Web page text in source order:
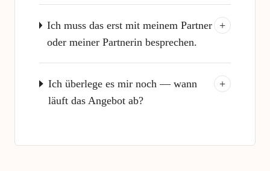
Ich muss das erst mit meinem Partner
oder meiner Partnerin besprechen.
+
Ich überlege es mir noch — wann
läuft das Angebot ab?
+